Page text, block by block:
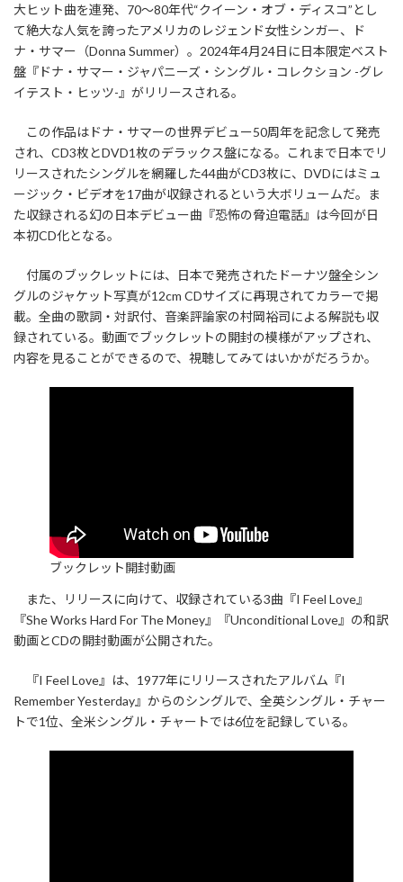
大ヒット曲を連発、70～80年代“クイーン・オブ・ディスコ”とし
て絶大な人気を誇ったアメリカのレジェンド女性シンガー、ド
ナ・サマー（Donna Summer）。2024年4月24日に日本限定ベスト
盤『ドナ・サマー・ジャパニーズ・シングル・コレクション -グレ
イテスト・ヒッツ-』がリリースされる。
この作品はドナ・サマーの世界デビュー50周年を記念して発売
され、CD3枚とDVD1枚のデラックス盤になる。これまで日本でリ
リースされたシングルを網羅した44曲がCD3枚に、DVDにはミュ
ージック・ビデオを17曲が収録されるという大ボリュームだ。ま
た収録される幻の日本デビュー曲『恐怖の脅迫電話』は今回が日
本初CD化となる。
付属のブックレットには、日本で発売されたドーナツ盤全シン
グルのジャケット写真が12cm CDサイズに再現されてカラーで掲
載。全曲の歌詞・対訳付、音楽評論家の村岡裕司による解説も収
録されている。動画でブックレットの開封の模様がアップされ、
内容を見ることができるので、視聴してみてはいかがだろうか。
ブックレット開封動画
また、リリースに向けて、収録されている3曲『I Feel Love』
『She Works Hard For The Money』『Unconditional Love』の和訳
動画とCDの開封動画が公開された。
『I Feel Love』は、1977年にリリースされたアルバム『I
Remember Yesterday』からのシングルで、全英シングル・チャー
トで1位、全米シングル・チャートでは6位を記録している。